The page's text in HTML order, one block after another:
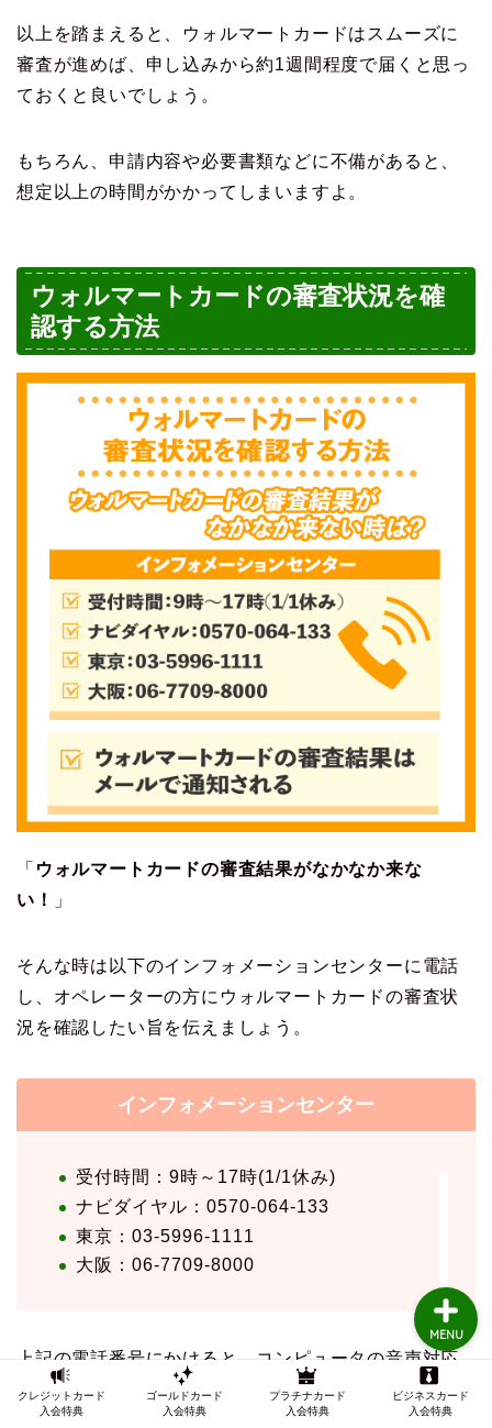
以上を踏まえると、ウォルマートカードはスムーズに
審査が進めば、申し込みから約1週間程度で届くと思っ
ておくと良いでしょう。
もちろん、申請内容や必要書類などに不備があると、
想定以上の時間がかかってしまいますよ。
ウォルマートカードの審査状況を確
認する方法
「 ウォルマートカードの審査結果がなかなか来な
い！
」
そんな時は以下のインフォメーションセンターに電話
し、オペレーターの方にウォルマートカードの審査状
況を確認したい旨を伝えましょう。
インフォメーションセンター
受付時間：9時～17時(1/1休み)
ナビダイヤル：0570-064-133
東京：03-5996-1111
大阪：06-7709-8000
上記の電話番号にかけると、コンピュータの音声対応
でカード番号入力のガイダンスが流れますが、何も入
力せずにそのまま待っていると、順次オペレータに繋
クレジットカード
入会特典
ゴールドカード
入会特典
プラチナカード
入会特典
ビジネスカード
入会特典
MENU
TOP
クレジットカード審査知
インビテーション